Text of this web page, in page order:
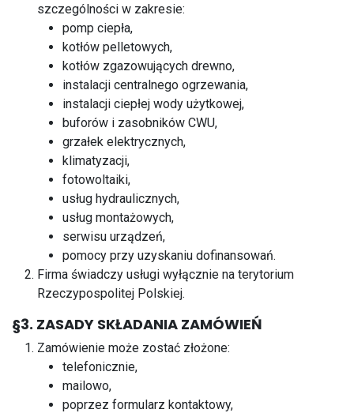
szczególności w zakresie:
pomp ciepła,
kotłów pelletowych,
kotłów zgazowujących drewno,
instalacji centralnego ogrzewania,
instalacji ciepłej wody użytkowej,
buforów i zasobników CWU,
grzałek elektrycznych,
klimatyzacji,
fotowoltaiki,
usług hydraulicznych,
usług montażowych,
serwisu urządzeń,
pomocy przy uzyskaniu dofinansowań.
Firma świadczy usługi wyłącznie na terytorium
Rzeczypospolitej Polskiej.
§3. ZASADY SKŁADANIA ZAMÓWIEŃ
Zamówienie może zostać złożone:
telefonicznie,
mailowo,
poprzez formularz kontaktowy,